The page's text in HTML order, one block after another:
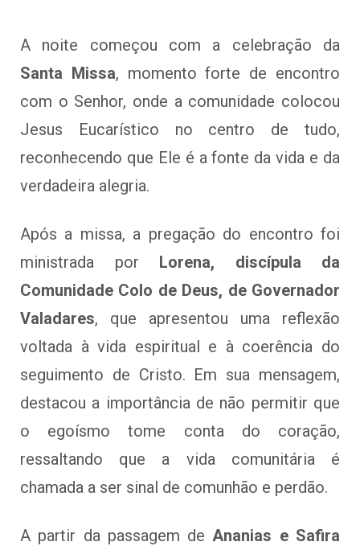
A noite começou com a celebração da
Santa Missa, momento forte de encontro
com o Senhor, onde a comunidade colocou
Jesus Eucarístico no centro de tudo,
reconhecendo que Ele é a fonte da vida e da
verdadeira alegria.
Após a missa, a pregação do encontro foi
ministrada por Lorena, discípula da
Comunidade Colo de Deus, de Governador
Valadares, que apresentou uma reflexão
voltada à vida espiritual e à coerência do
seguimento de Cristo. Em sua mensagem,
destacou a importância de não permitir que
o egoísmo tome conta do coração,
ressaltando que a vida comunitária é
chamada a ser sinal de comunhão e perdão.
A partir da passagem deAnanias e Safira